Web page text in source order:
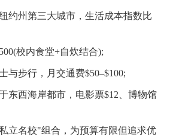
州第三大城市，生活成本指数比
校内食堂+自炊结合);
步行，月交通费$50–$100;
西海岸都市，电影票$12、博物馆
名校"组合，为预算有限但追求优